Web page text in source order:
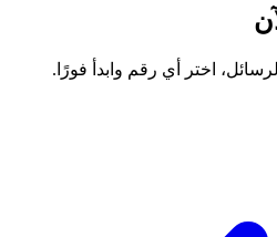
اختر أي رقم وابدأ فورًا.